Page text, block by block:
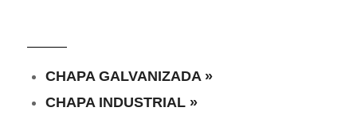
CHAPA GALVANIZADA »
CHAPA INDUSTRIAL »